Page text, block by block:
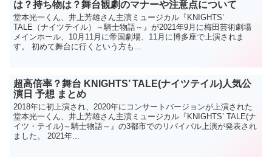
は？持ち物は？舞台観劇のマナーや注意点について
堂本光一くん、井上芳雄さん主演ミュージカル『KNIGHTS’
TALE（ナイツテイル）～騎士物語～』が2021年9月に梅田芸術劇場
メインホール、10月11月に帝国劇場、11月に博多座で上演されま
す。 初めて舞台に行くという方も...
超高倍率？舞台 KNIGHTS’ TALE(ナイツテイル)人気公
演日 予想 まとめ
2018年に初上演され、2020年にコンサートバージョンが上演された
堂本光一くん、井上芳雄さん主演ミュージカル『KNIGHTS’ TALE(ナ
イツ・テイル)～騎士物語～』の3都市でのリバイバル上演が発表され
ました。 2021年...